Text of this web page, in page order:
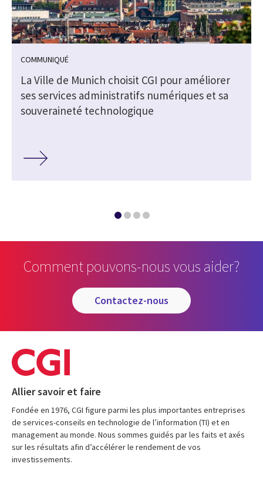
COMMUNIQUÉ
La Ville de Munich choisit CGI pour améliorer
ses services administratifs numériques et sa
souveraineté technologique
Comment pouvons-nous vous aider?
contactez-nous
Allier savoir et faire
Fondée en 1976, CGI figure parmi les plus importantes entreprises
de services-conseils en technologie de l’information (TI) et en
management au monde. Nous sommes guidés par les faits et axés
sur les résultats afin d’accélérer le rendement de vos
investissements.